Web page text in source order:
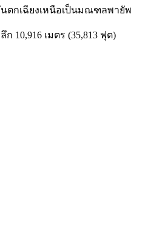
กเฉียงเหนือเป็นมณฑลพายัพ
10,916 เมตร (35,813 ฟุต)